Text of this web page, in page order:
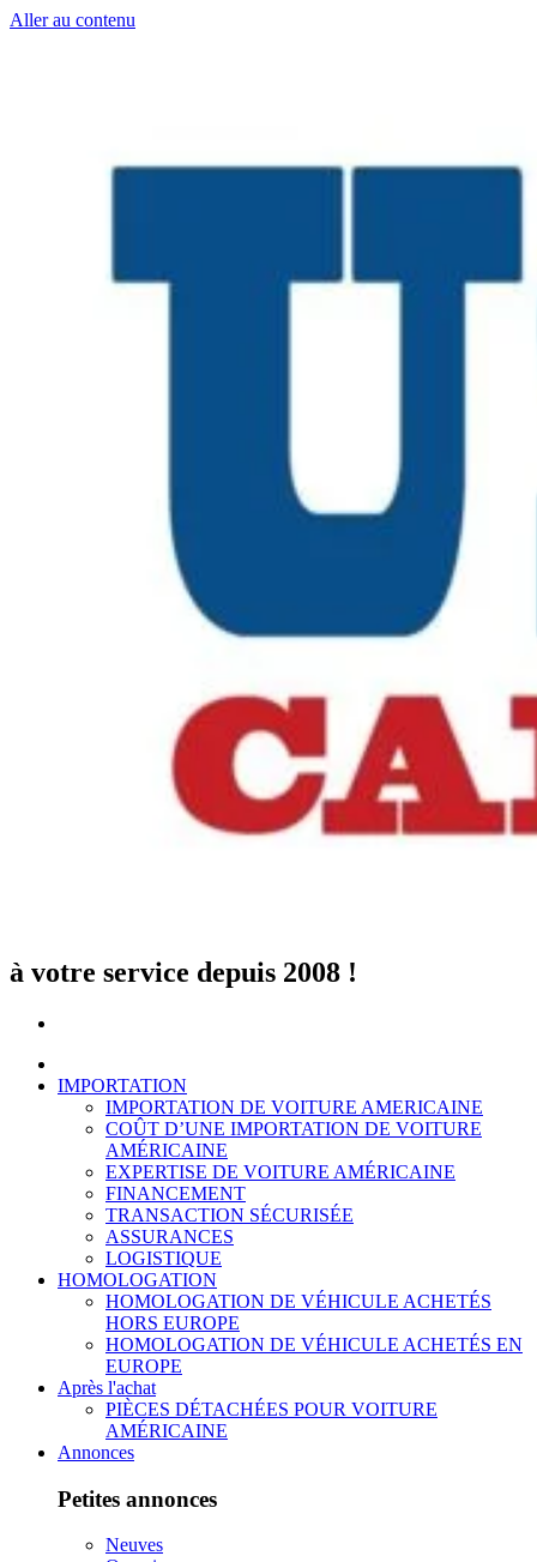
Aller au contenu
à votre service depuis 2008 !
IMPORTATION
IMPORTATION DE VOITURE AMERICAINE
COÛT D’UNE IMPORTATION DE VOITURE
AMÉRICAINE
EXPERTISE DE VOITURE AMÉRICAINE
FINANCEMENT
TRANSACTION SÉCURISÉE
ASSURANCES
LOGISTIQUE
HOMOLOGATION
HOMOLOGATION DE VÉHICULE ACHETÉS
HORS EUROPE
HOMOLOGATION DE VÉHICULE ACHETÉS EN
EUROPE
Après l'achat
PIÈCES DÉTACHÉES POUR VOITURE
AMÉRICAINE
Annonces
Petites annonces
Neuves